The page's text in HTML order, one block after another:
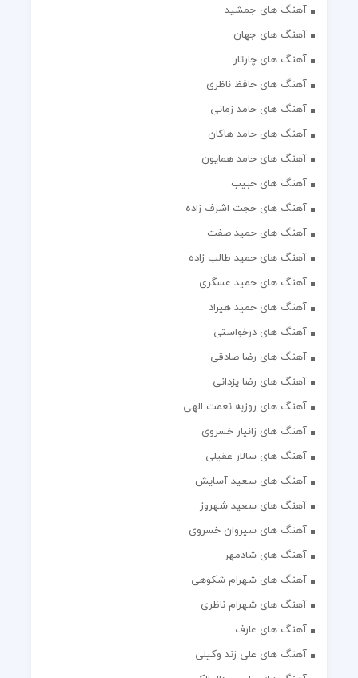
آهنگ های جمشید
آهنگ های جهان
آهنگ های چارتار
آهنگ های حافظ ناظری
آهنگ های حامد زمانی
آهنگ های حامد هاکان
آهنگ های حامد همایون
آهنگ های حبیب
آهنگ های حجت اشرف زاده
آهنگ های حمید صفت
آهنگ های حمید طالب زاده
آهنگ های حمید عسگری
آهنگ های حمید هیراد
آهنگ های درخواستی
آهنگ های رضا صادقی
آهنگ های رضا یزدانی
آهنگ های روزبه نعمت الهی
آهنگ های زانیار خسروی
آهنگ های سالار عقیلی
آهنگ های سعید آسایش
آهنگ های سعید شهروز
آهنگ های سیروان خسروی
آهنگ های شادمهر
آهنگ های شهرام شکوهی
آهنگ های شهرام ناظری
آهنگ های عارف
آهنگ های علی زند وکیلی